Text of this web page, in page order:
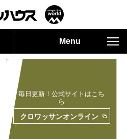
Menu
毎日更新！公式サイトはこち
ら
クロワッサンオンライン